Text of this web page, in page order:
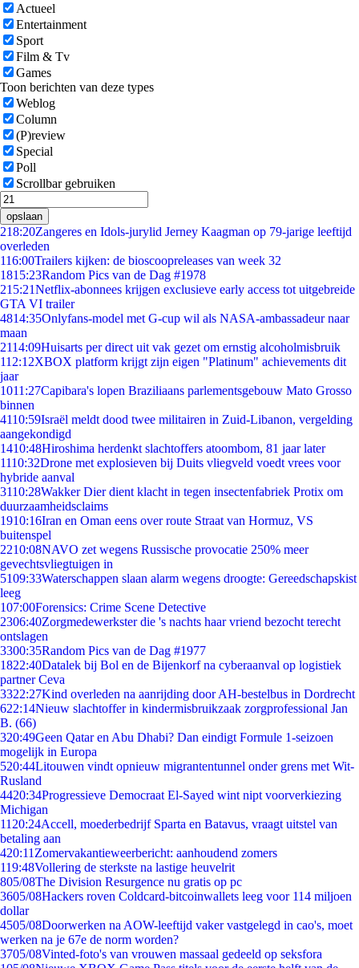
Actueel
Entertainment
Sport
Film & Tv
Games
Toon berichten van deze types
Weblog
Column
(P)review
Special
Poll
Scrollbar gebruiken
opslaan
218:20Zangeres en Idols-jurylid Jerney Kaagman op 79-jarige leeftijd
overleden
116:00Trailers kijken: de bioscoopreleases van week 32
1815:23Random Pics van de Dag #1978
215:21Netflix-abonnees krijgen exclusieve early access tot uitgebreide
GTA VI trailer
4814:35Onlyfans-model met G-cup wil als NASA-ambassadeur naar
maan
2114:09Huisarts per direct uit vak gezet om ernstig alcoholmisbruik
112:12XBOX platform krijgt zijn eigen "Platinum" achievements dit
jaar
1011:27Capibara's lopen Braziliaans parlementsgebouw Mato Grosso
binnen
4110:59Israël meldt dood twee militairen in Zuid-Libanon, vergelding
aangekondigd
1410:48Hiroshima herdenkt slachtoffers atoombom, 81 jaar later
1110:32Drone met explosieven bij Duits vliegveld voedt vrees voor
hybride aanval
3110:28Wakker Dier dient klacht in tegen insectenfabriek Protix om
duurzaamheidsclaims
1910:16Iran en Oman eens over route Straat van Hormuz, VS
buitenspel
2210:08NAVO zet wegens Russische provocatie 250% meer
gevechtsvliegtuigen in
5109:33Waterschappen slaan alarm wegens droogte: Gereedschapskist
leeg
107:00Forensics: Crime Scene Detective
2306:40Zorgmedewerkster die 's nachts haar vriend bezocht terecht
ontslagen
3300:35Random Pics van de Dag #1977
1822:40Datalek bij Bol en de Bijenkorf na cyberaanval op logistiek
partner Ceva
3322:27Kind overleden na aanrijding door AH-bestelbus in Dordrecht
622:14Nieuw slachtoffer in kindermisbruikzaak zorgprofessional Jan
B. (66)
320:49Geen Qatar en Abu Dhabi? Dan eindigt Formule 1-seizoen
mogelijk in Europa
520:44Litouwen vindt opnieuw migrantentunnel onder grens met Wit-
Rusland
4420:34Progressieve Democraat El-Sayed wint nipt voorverkiezing
Michigan
11 20:24Accell, moederbedrijf Sparta en Batavus, vraagt uitstel van
betaling aan
420:11 Zomervakantieweerbericht: aanhoudend zomers
119:48Vollering de sterkste na lastige heuvelrit
805/08The Division Resurgence nu gratis op pc
3605/08Hackers roven Coldcard-bitcoinwallets leeg voor 114 miljoen
dollar
4505/08Doorwerken na AOW-leeftijd vaker vastgelegd in cao's, moet
werken na je 67e de norm worden?
3705/08Vinted-foto's van vrouwen massaal gedeeld op seksfora